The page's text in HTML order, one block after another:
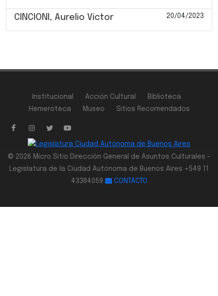
CINCIONI, Aurelio Víctor 20/04/2023
Institucional Acción Cultural
Biblioteca
Hemeroteca
Museo Sitios Recomendados
© 2026 Micro Sitio Dirección General de Asuntos Culturales -
Legislatura de la Ciudad Autónoma de Buenos Aires +549 11
43384059
CONTACTO